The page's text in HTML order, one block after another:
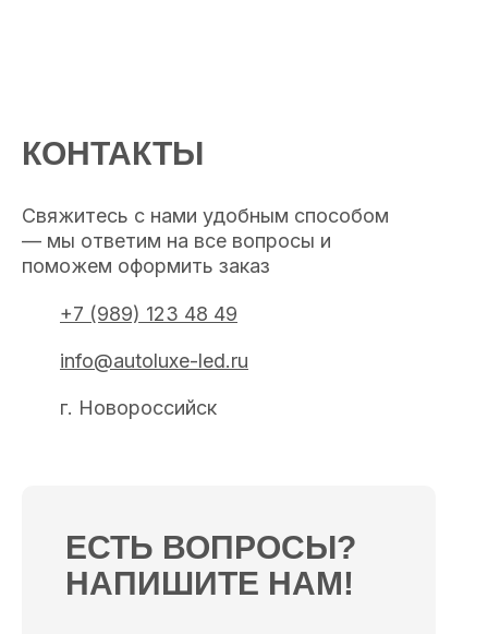
КОНТАКТЫ
ЕСТЬ ВОПРОСЫ?
НАПИШИТЕ НАМ!
Свяжитесь с нами удобным способом
— мы ответим на все вопросы и
поможем оформить заказ
+7 (989) 123 48 49
info@autoluxe-led.ru
г. Новороссийск